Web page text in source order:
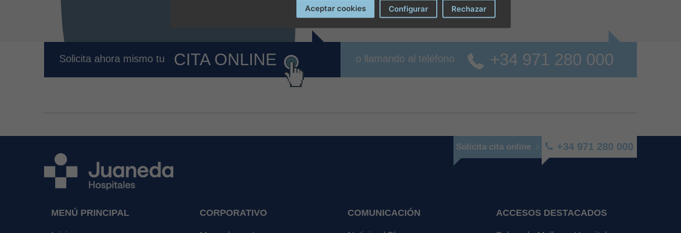
Solicita ahora mismo tu CITA ONLINE o llamando al teléfono +34 971 280 000
Solicita cita online +34 971 280 000
MENÚ PRINCIPAL CORPORATIVO COMUNICACIÓN ACCESOS DESTACADOS
Aceptar cookies Configurar Rechazar